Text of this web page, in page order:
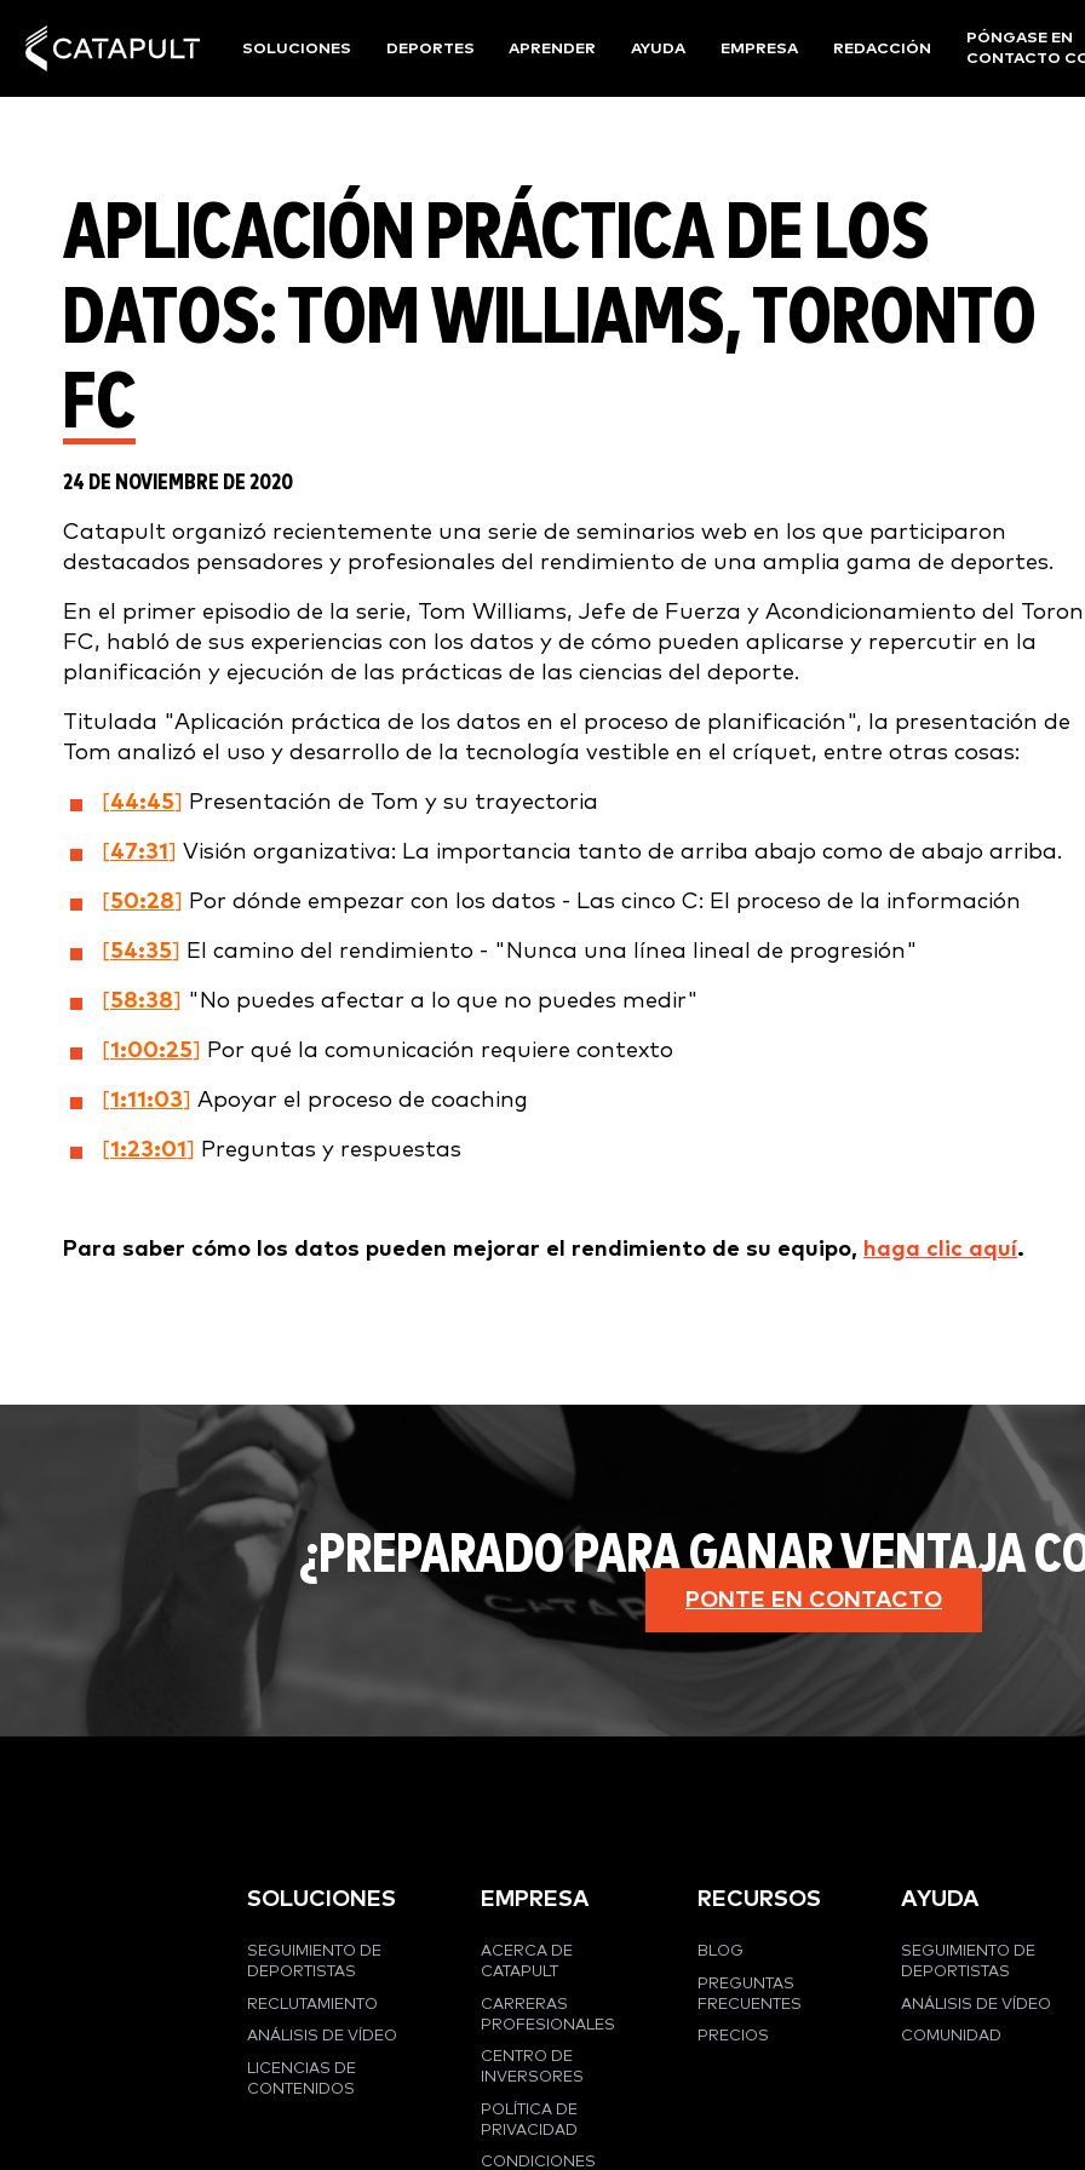
SOLUCIONES DEPORTES APRENDER AYUDA EMPRESA REDACCIÓN
PÓNGASE EN
CONTACTO
APLICACIÓN PRÁCTICA DE LOS
DATOS: TOM WILLIAMS, TORONTO
FC
24 DE NOVIEMBRE DE 2020
Catapult organizó recientemente una serie de seminarios web en los que participaron
destacados pensadores y profesionales del rendimiento de una amplia gama de deportes.
En el primer episodio de la serie, Tom Williams, Jefe de Fuerza y Acondicionamiento del
FC, habló de sus experiencias con los datos y de cómo pueden aplicarse y repercutir en la
planificación y ejecución de las prácticas de las ciencias del deporte.
Titulada "Aplicación práctica de los datos en el proceso de planificación", la presentación de
Tom analizó el uso y desarrollo de la tecnología vestible en el críquet, entre otras cosas:
[44:45] Presentación de Tom y su trayectoria
[47:31] Visión organizativa: La importancia tanto de arriba abajo como de abajo arriba.
[50:28] Por dónde empezar con los datos - Las cinco C: El proceso de la información
[54:35] El camino del rendimiento - "Nunca una línea lineal de progresión"
[58:38] "No puedes afectar a lo que no puedes medir"
[1:00:25] Por qué la comunicación requiere contexto
[1:11:03] Apoyar el proceso de coaching
[1:23:01] Preguntas y respuestas
Para saber cómo los datos pueden mejorar el rendimiento de su equipo, haga clic aquí.
¿PREPARADO PARA GANAR VENTAJA
PONTE EN CONTACTO
SOLUCIONES
SEGUIMIENTO DE
DEPORTISTAS
RECLUTAMIENTO
ANÁLISIS DE VÍDEO
LICENCIAS DE
CONTENIDOS
EMPRESA
ACERCA DE
CATAPULT
CARRERAS
PROFESIONALES
CENTRO DE
INVERSORES
POLÍTICA DE
PRIVACIDAD
CONDICIONES
RECURSOS
BLOG
PREGUNTAS
FRECUENTES
PRECIOS
AYUDA
SEGUIMIENTO DE
DEPORTISTAS
ANÁLISIS DE VÍDEO
COMUNIDAD